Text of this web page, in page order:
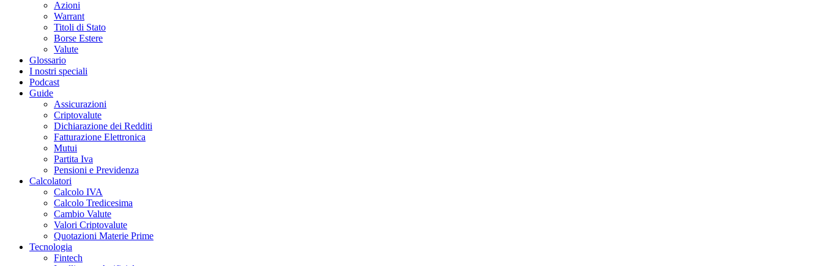
Azioni
Warrant
Titoli di Stato
Borse Estere
Valute
Glossario
I nostri speciali
Podcast
Guide
Assicurazioni
Criptovalute
Dichiarazione dei Redditi
Fatturazione Elettronica
Mutui
Partita Iva
Pensioni e Previdenza
Calcolatori
Calcolo IVA
Calcolo Tredicesima
Cambio Valute
Valori Criptovalute
Quotazioni Materie Prime
Tecnologia
Fintech